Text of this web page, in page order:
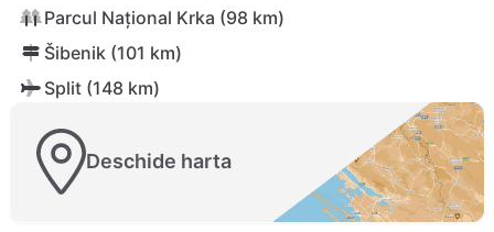
Parcul Național Krka (98 km)
Šibenik (101 km)
Split (148 km)
Deschide harta